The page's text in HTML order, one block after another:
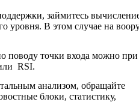
займитесь
уровня. В этом случае на
поводу точки входа можно при
RSI.
анализом, обращайте
блоки, статистику,